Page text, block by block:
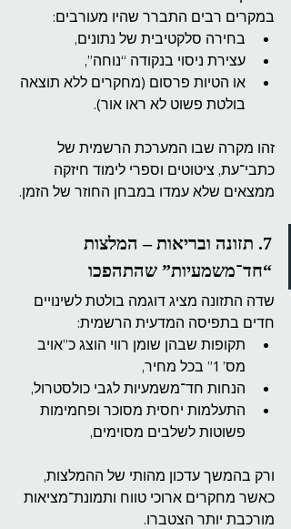
במקרים רבים התברר שהיו מעורבים:
בחירה סלקטיבית של נתונים,
עצירת ניסוי בנקודה “נוחה”,
או הטיות פרסום (מחקרים ללא תוצאה
בולטת פשוט לא ראו אור).
זהו מקרה שבו המערכת הרשמית של
כתבי־עת, ציטוטים וספרי לימוד חיזקה
ממצאים שלא עמדו במבחן החוזר של הזמן.
7. תזונה ובריאות – המלצות
“חד־משמעיות” שהתהפכו
שדה התזונה מציג דוגמה בולטת לשינויים
חדים בתפיסה המדעית הרשמית:
תקופות שבהן שומן רווי הוצג כ”אויב
מס’ 1” בכל מחיר,
הנחות חד־משמעיות לגבי כולסטרול,
התעלמות יחסית מסוכר ופחמימות
פשוטות לשלבים מסוימים,
ורק בהמשך עדכון מהותי של ההמלצות,
כאשר מחקרים ארוכי טווח ותמונת־מציאות
מורכבת יותר הצטברו.